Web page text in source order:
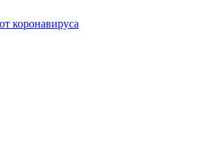
коронавируса